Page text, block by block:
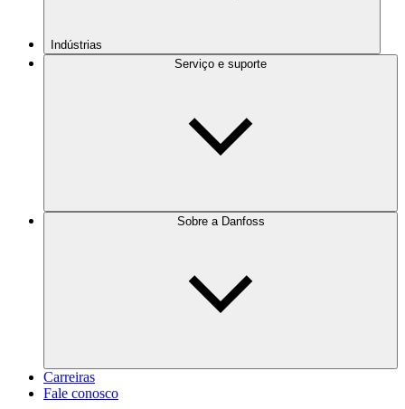
Indústrias
Serviço e suporte
Sobre a Danfoss
Carreiras
Fale conosco